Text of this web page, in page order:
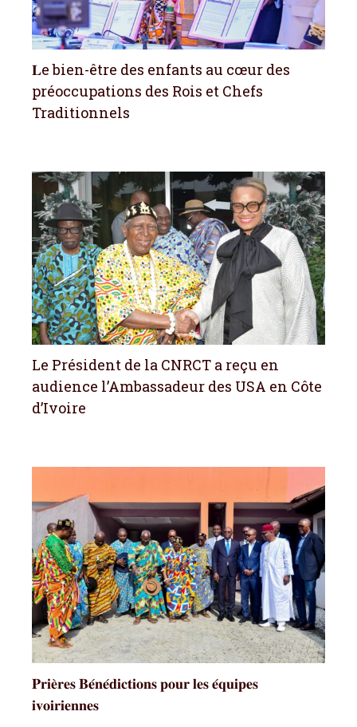
𝐋e bien-être des enfants au cœur des
préoccupations des Rois et Chefs
Traditionnels
Le Président de la CNRCT a reçu en
audience l’Ambassadeur des USA en Côte
d’Ivoire
𝐏𝐫𝐢𝐞̀𝐫𝐞𝐬 𝐁𝐞́𝐧𝐞́𝐝𝐢𝐜𝐭𝐢𝐨𝐧𝐬 𝐩𝐨𝐮𝐫 𝐥𝐞𝐬 𝐞́𝐪𝐮𝐢𝐩𝐞𝐬
𝐢𝐯𝐨𝐢𝐫𝐢𝐞𝐧𝐧𝐞𝐬